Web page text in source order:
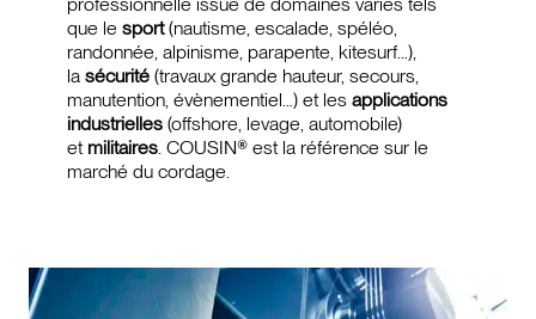
professionnelle issue de domaines variés tels
que le sport(nautisme, escalade, spéléo,
randonnée, alpinisme, parapente, kitesurf…),
la sécurité (travaux grande hauteur, secours,
manutention, évènementiel…) et les applications
industrielles (offshore, levage, automobile)
et militaires. COUSIN® est la référence sur le
marché du cordage.